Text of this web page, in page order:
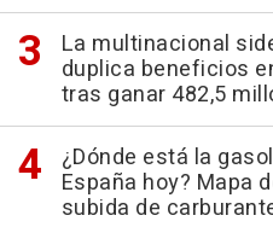
La multinacional
duplica beneficios
tras ganar 482,5
¿Dónde está la
España hoy? Mapa
subida de